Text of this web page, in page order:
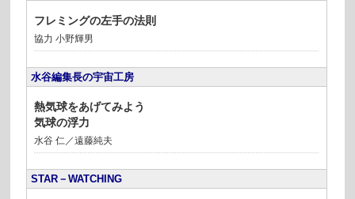
フレミングの左手の法則
協力 小野輝男
水谷編集長の宇宙工房
熱気球をあげてみよう
気球の浮力
水谷 仁／遠藤純夫
STAR－WATCHING